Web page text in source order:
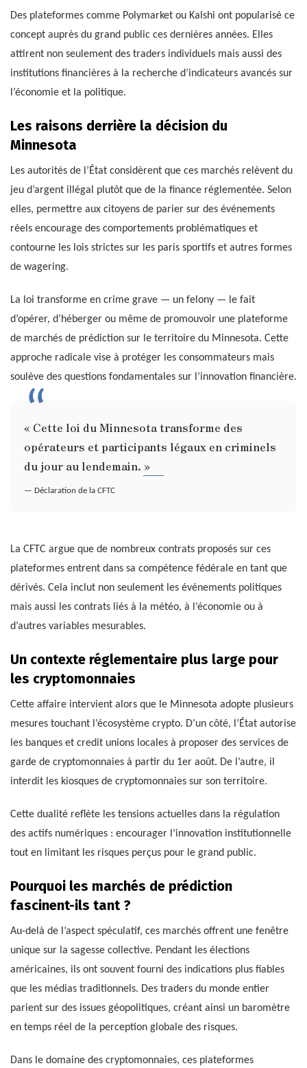
Des plateformes comme Polymarket ou Kalshi ont popularisé ce
concept auprès du grand public ces dernières années. Elles
attirent non seulement des traders individuels mais aussi des
institutions financières à la recherche d’indicateurs avancés sur
l’économie et la politique.
Les raisons derrière la décision du
Minnesota
Les autorités de l’État considèrent que ces marchés relèvent du
jeu d’argent illégal plutôt que de la finance réglementée. Selon
elles, permettre aux citoyens de parier sur des événements
réels encourage des comportements problématiques et
contourne les lois strictes sur les paris sportifs et autres formes
de wagering.
La loi transforme en crime grave — un felony — le fait
d’opérer, d’héberger ou même de promouvoir une plateforme
de marchés de prédiction sur le territoire du Minnesota. Cette
approche radicale vise à protéger les consommateurs mais
soulève des questions fondamentales sur l’innovation financière.
« Cette loi du Minnesota transforme des
opérateurs et participants légaux en criminels
du jour au lendemain. »
— Déclaration de la CFTC
La CFTC argue que de nombreux contrats proposés sur ces
plateformes entrent dans sa compétence fédérale en tant que
dérivés. Cela inclut non seulement les événements politiques
mais aussi les contrats liés à la météo, à l’économie ou à
d’autres variables mesurables.
Un contexte réglementaire plus large pour
les cryptomonnaies
Cette affaire intervient alors que le Minnesota adopte plusieurs
mesures touchant l’écosystème crypto. D’un côté, l’État autorise
les banques et credit unions locales à proposer des services de
garde de cryptomonnaies à partir du 1er août. De l’autre, il
interdit les kiosques de cryptomonnaies sur son territoire.
Cette dualité reflète les tensions actuelles dans la régulation
des actifs numériques : encourager l’innovation institutionnelle
tout en limitant les risques perçus pour le grand public.
Pourquoi les marchés de prédiction
fascinent-ils tant ?
Au-delà de l’aspect spéculatif, ces marchés offrent une fenêtre
unique sur la sagesse collective. Pendant les élections
américaines, ils ont souvent fourni des indications plus fiables
que les médias traditionnels. Des traders du monde entier
parient sur des issues géopolitiques, créant ainsi un baromètre
en temps réel de la perception globale des risques.
Dans le domaine des cryptomonnaies, ces plateformes